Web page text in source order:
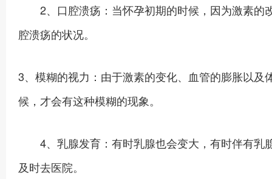
2、口腔溃疡：当怀孕初期的时候，因为激素的
腔溃疡的状况。
3、模糊的视力：由于激素的变化、血管的膨胀以
候，才会有这种模糊的现象。
4、乳腺发育：有时乳腺也会变大，有时伴有乳
及时去医院。